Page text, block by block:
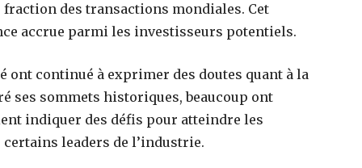
des transactions mondiales. Cet
accrue parmi les investisseurs potentiels.
ont continué à exprimer des doutes quant à la
ses sommets historiques, beaucoup ont
indiquer des défis pour atteindre les
leaders de l’industrie.